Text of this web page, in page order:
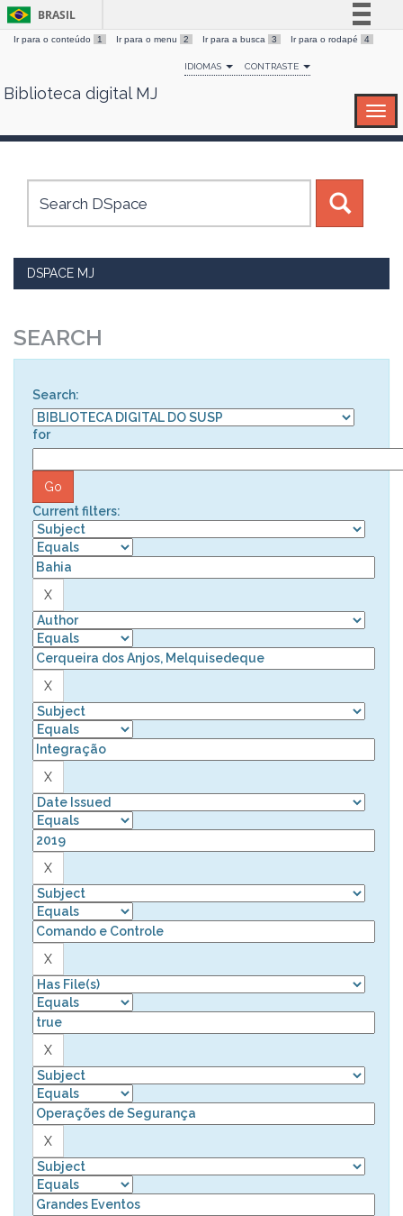
Skip
BRASIL
Simplifique!
Comunica BR
Canais
Ir para o conteúdo 1 Ir para o menu 2 Ir para a busca 3 Ir para o rodapé 4
IDIOMAS CONTRASTE
Biblioteca digital MJ
DSPACE MJ
SEARCH
Search:
for
Current filters: